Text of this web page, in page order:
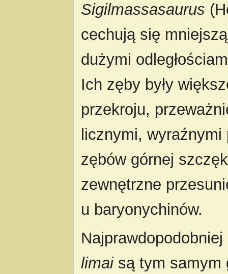
Sigilmassasaurus
cechują się
dużymi
Ich zęby były
przekroju,
licznymi,
zębów górnej
zewnętrzne
u baryonychinów.
Najprawdopodobniej
limaisą tym samym